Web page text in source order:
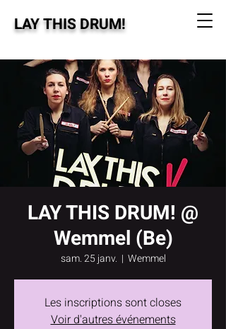
LAY THIS DRUM!
LAY THIS DRUM! @
Wemmel (Be)
sam. 25 janv.
  |
Wemmel
Les inscriptions sont closes
Voir d'autres événements